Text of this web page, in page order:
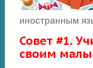
иностранным
Совет #1.
своим